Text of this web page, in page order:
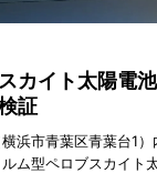
カイト太陽電
証
浜市青葉区青葉台1
ム型ペロブスカイト